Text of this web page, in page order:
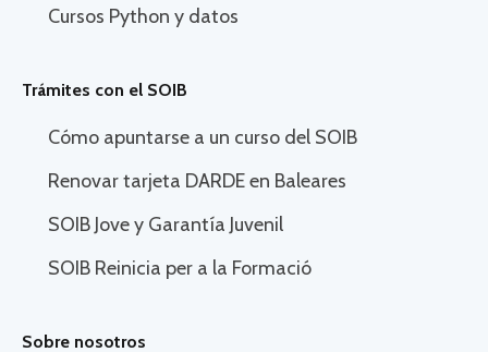
Cursos Python y datos
Trámites con el SOIB
Cómo apuntarse a un curso del SOIB
Renovar tarjeta DARDE en Baleares
SOIB Jove y Garantía Juvenil
SOIB Reinicia per a la Formació
Sobre nosotros